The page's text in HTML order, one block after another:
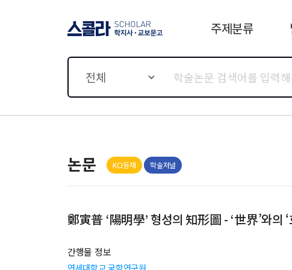
주제분류
전체
논문 KCI등재 학술저널
鄭寅普 ‘陽明學’ 형성의 知形圖 - ‘世界’와의
간행물 정보